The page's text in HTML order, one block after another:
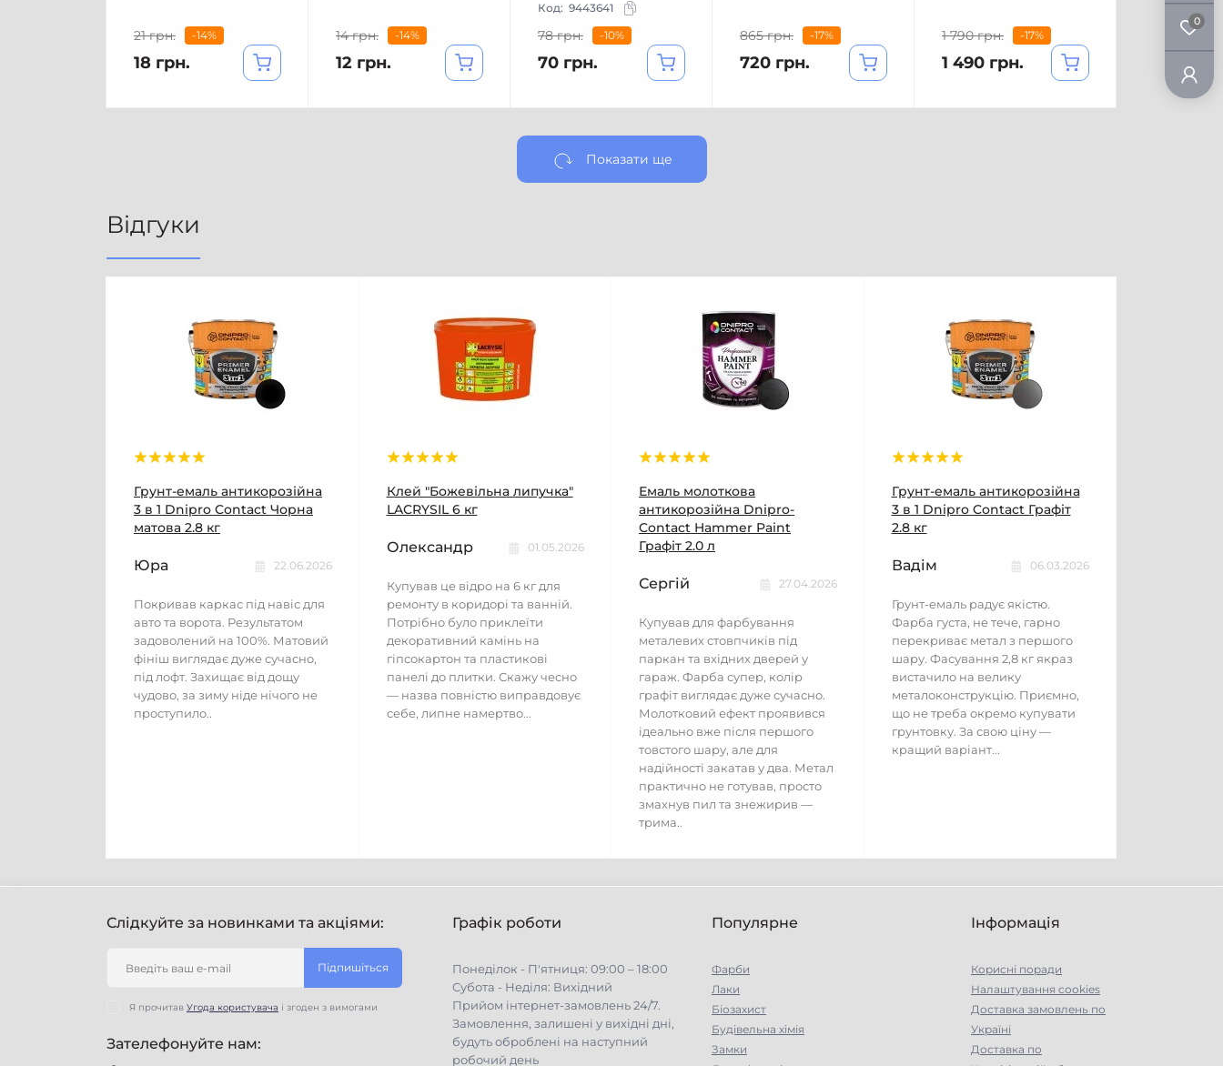
0
21 грн. -14%
18 грн.
14 грн. -14%
12 грн.
Код: 9443641
78 грн. -10%
70 грн.
865 грн. -17%
720 грн.
1 790 грн. -17%
1 490 грн.
Показати ще
Відгуки
Грунт-емаль антикорозійна
3 в 1 Dnipro Contact Чорна
матова 2.8 кг
Юра 22.06.2026
Покривав каркас під навіс для
авто та ворота. Результатом
задоволений на 100%. Матовий
фініш виглядає дуже сучасно,
під лофт. Захищає від дощу
чудово, за зиму ніде нічого не
проступило..
Клей "Божевільна липучка"
LACRYSIL 6 кг
Олександр 01.05.2026
Купував це відро на 6 кг для
ремонту в коридорі та ванній.
Потрібно було приклеїти
декоративний камінь на
гіпсокартон та пластикові
панелі до плитки. Скажу чесно
— назва повністю виправдовує
себе, липне намертво...
Емаль молоткова
антикорозійна Dnipro-
Contact Hammer Paint
Графіт 2.0 л
Сергій 27.04.2026
Купував для фарбування
металевих стовпчиків під
паркан та вхідних дверей у
гараж. Фарба супер, колір
графіт виглядає дуже сучасно.
Молотковий ефект проявився
ідеально вже після першого
товстого шару, але для
надійності закатав у два. Метал
практично не готував, просто
змахнув пил та знежирив —
трима..
Грунт-емаль антикорозійна
3 в 1 Dnipro Contact Графiт
2.8 кг
Вадім 06.03.2026
Грунт-емаль радує якістю.
Фарба густа, не тече, гарно
перекриває метал з першого
шару. Фасування 2,8 кг якраз
вистачило на велику
металоконструкцію. Приємно,
що не треба окремо купувати
грунтовку. За свою ціну —
кращий варіант...
Слідкуйте за новинками та акціями:
Підпишіться
Я прочитав Угода користувача і згоден з вимогами
Зателефонуйте нам:
Графік роботи
Понеділок - П'ятниця: 09:00 – 18:00
Субота - Неділя: Вихідний
Прийом інтернет-замовлень 24/7.
Замовлення, залишені у вихідні дні,
будуть оброблені на наступний
робочий день
Популярне
Фарби
Лаки
Біозахист
Будівельна хімія
Замки
Інформація
Корисні поради
Налаштування cookies
Доставка замовлень по
Україні
Доставка по